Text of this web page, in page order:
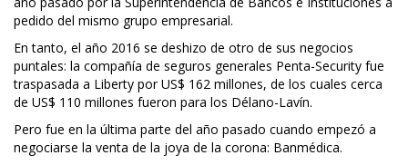
pedido del mismo grupo empresarial.
En tanto, el año 2016 se deshizo de otro de sus negocios
puntales: la compañía de seguros generales Penta-Security fue
traspasada a Liberty por US$ 162 millones, de los cuales cerca
de US$ 110 millones fueron para los Délano-Lavín.
Pero fue en la última parte del año pasado cuando empezó a
negociarse la venta de la joya de la corona: Banmédica.